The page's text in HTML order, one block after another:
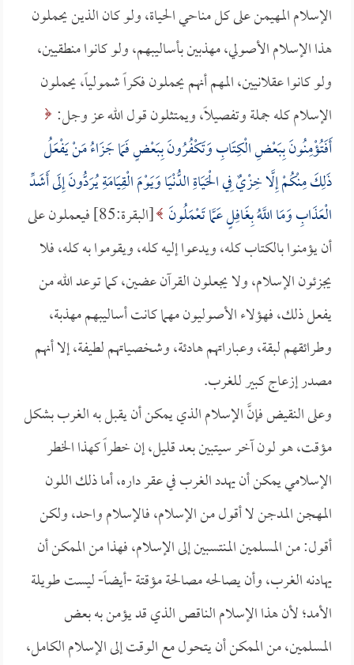
الإسلام المهيمن على كل مناحي الحياة، ولو كان الذين يحملون
هذا الإسلام الأصولي، مهذبين بأساليبهم، ولو كانوا منطقيين،
ولو كانوا عقلانيين، المهم أنهم يحملون فكراً شمولياً، يحملون
الإسلام كله جملة وتفصيلاً، ويمتثلون قول الله عز وجل:
أَفَتُؤْمِنُونَ بِبَعْضِ الْكِتَابِ وَتَكْفُرُونَ بِبَعْضٍ فَمَا جَزَاءُ مَنْ يَفْعَلُ
ذَلِكَ مِنْكُمْ إِلَّا خِزْيٌ فِي الْحَيَاةِ الدُّنْيَا وَيَوْمَ الْقِيَامَةِ يُرَدُّونَ إِلَى أَشَدِّ
الْعَذَابِ وَمَا اللَّهُ بِغَافِلٍ عَمَّا تَعْمَلُونَ
[البقرة:85] فيعملون على
أن يؤمنوا بالكتاب كله، ويدعوا إليه كله، ويقوموا به كله، فلا
يجزئون الإسلام، ولا يجعلون القرآن عضين، كما توعد الله من
يفعل ذلك، فهؤلاء الأصوليون مهما كانت أساليبهم مهذبة،
وطرائقهم لبقة، وعباراتهم هادئة، وشخصياتهم لطيفة، إلا أنهم
مصدر إزعاج كبير للغرب.
وعلى النقيض فإنَّ الإسلام الذي يمكن أن يقبل به الغرب بشكل
مؤقت، هو لون آخر سيتبين بعد قليل، إن خطراً كهذا الخطر
الإسلامي يمكن أن يهدد الغرب في عقر داره، أما ذلك اللون
المهجن المدجن لا أقول من الإسلام، فالإسلام واحد، ولكن
أقول: من المسلمين المنتسبين إلى الإسلام، فهذا من الممكن أن
يهادنه الغرب، وأن يصالحه مصالحة مؤقتة -أيضاً- ليست طويلة
الأمد؛ لأن هذا الإسلام الناقص الذي قد يؤمن به بعض
المسلمين، من الممكن أن يتحول مع الوقت إلى الإسلام الكامل،